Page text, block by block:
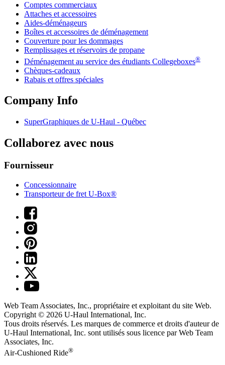
Comptes commerciaux
Attaches et accessoires
Aides-déménageurs
Boîtes et accessoires de déménagement
Couverture pour les dommages
Remplissages et réservoirs de propane
Déménagement au service des étudiants Collegeboxes®
Chèques-cadeaux
Rabais et offres spéciales
Company Info
SuperGraphiques de U-Haul - Québec
Collaborez avec nous
Fournisseur
Concessionnaire
Transporteur de fret U-Box®
Web Team Associates, Inc., propriétaire et exploitant du site Web.
Copyright © 2026 U-Haul International, Inc.
Tous droits réservés. Les marques de commerce et droits d'auteur de
U-Haul International, Inc. sont utilisés sous licence par Web Team
Associates, Inc.
Air-Cushioned Ride®